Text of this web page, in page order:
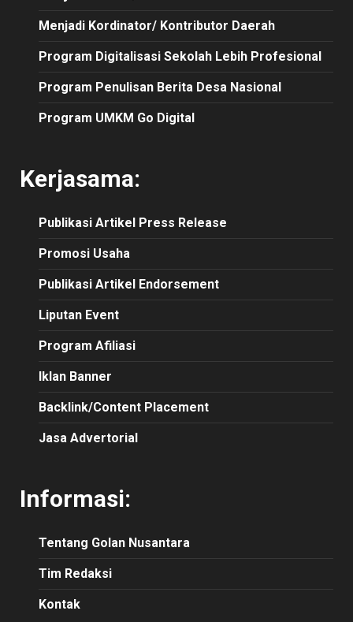
Menjadi Kordinator/ Kontributor Daerah
Program Digitalisasi Sekolah Lebih Profesional
Program Penulisan Berita Desa Nasional
Program UMKM Go Digital
Kerjasama:
Publikasi Artikel Press Release
Promosi Usaha
Publikasi Artikel Endorsement
Liputan Event
Program Afiliasi
Iklan Banner
Backlink/Content Placement
Jasa Advertorial
Informasi:
Tentang Golan Nusantara
Tim Redaksi
Kontak